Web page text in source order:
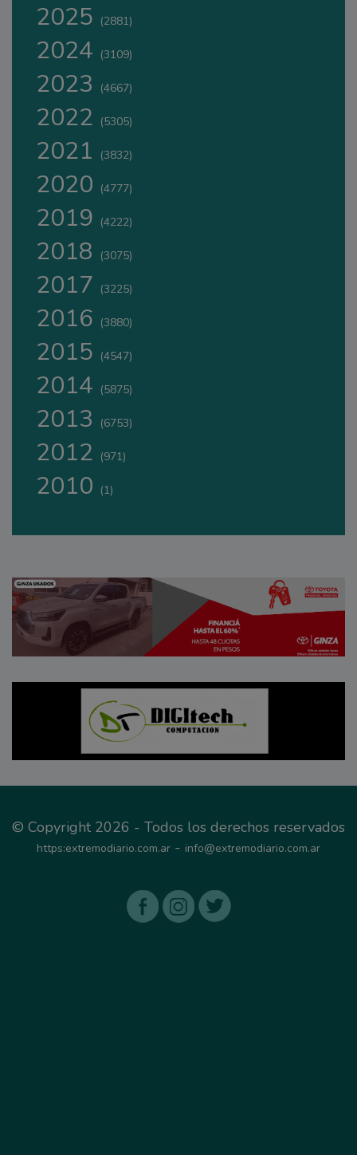
2025 (2881)
2024 (3109)
2023 (4667)
2022 (5305)
2021 (3832)
2020 (4777)
2019 (4222)
2018 (3075)
2017 (3225)
2016 (3880)
2015 (4547)
2014 (5875)
2013 (6753)
2012 (971)
2010 (1)
© Copyright 2026 - Todos los derechos reservados
https:extremodiario.com.ar - info@extremodiario.com.ar